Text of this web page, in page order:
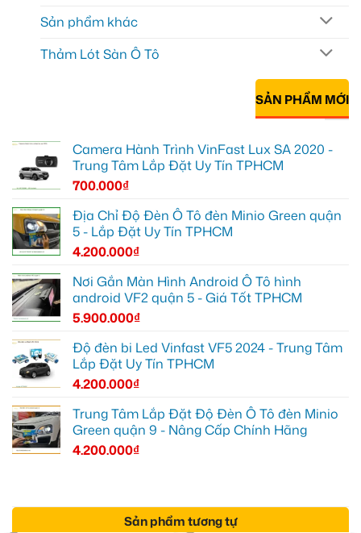
Sản phẩm khác
Thảm Lót Sàn Ô Tô
SẢN PHẨM MỚI
Camera Hành Trình VinFast Lux SA 2020 -
Trung Tâm Lắp Đặt Uy Tín TPHCM
700.000₫
Địa Chỉ Độ Đèn Ô Tô đèn Minio Green quận
5 - Lắp Đặt Uy Tín TPHCM
4.200.000₫
Nơi Gắn Màn Hình Android Ô Tô hình
android VF2 quận 5 - Giá Tốt TPHCM
5.900.000₫
Độ đèn bi Led Vinfast VF5 2024 - Trung Tâm
Lắp Đặt Uy Tín TPHCM
4.200.000₫
Trung Tâm Lắp Đặt Độ Đèn Ô Tô đèn Minio
Green quận 9 - Nâng Cấp Chính Hãng
4.200.000₫
Sản phẩm tương tự